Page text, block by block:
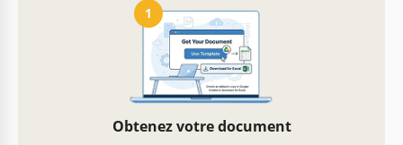
1
Obtenez votre document